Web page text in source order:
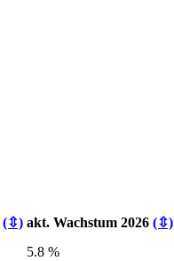
(⇳) akt. Wachstum 2026 (⇳)
5.8 %